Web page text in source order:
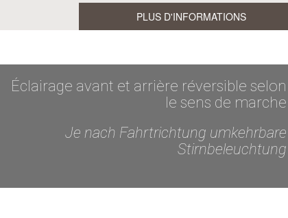
PLUS D'INFORMATIONS
Éclairage avant et arrière réversible selon
le sens de marche
Je nach Fahrtrichtung umkehrbare
Stirnbeleuchtung